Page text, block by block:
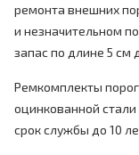
ремонта внешних
и незначительном
запас по длине 5 см
Ремкомплекты
оцинкованной
срок службы до 10